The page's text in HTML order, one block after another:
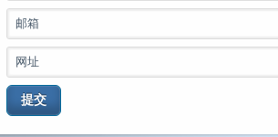
邮箱
网址
提交